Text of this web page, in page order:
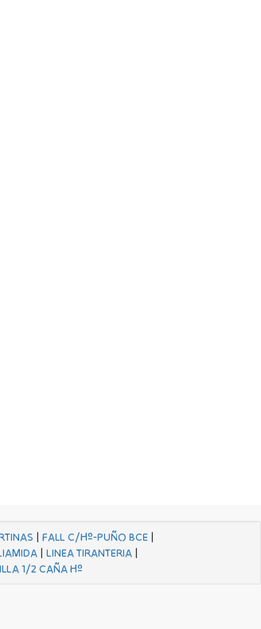
| FALL C/Hº-PUÑO BCE|
|LINEA TIRANTERIA |
1/2 CAÑA Hº